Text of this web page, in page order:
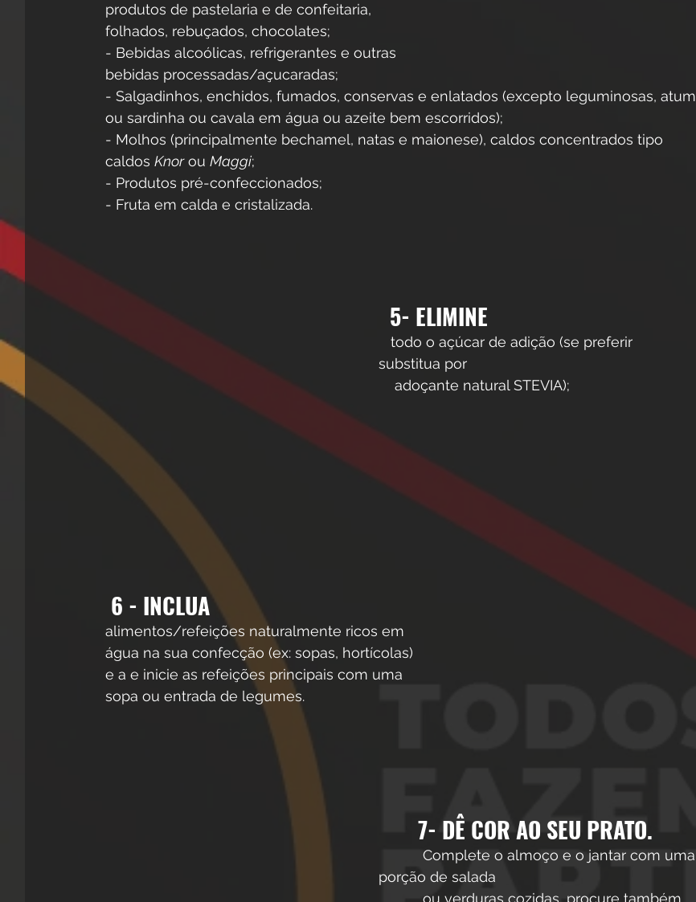
produtos de pastelaria e de confeitaria,
folhados, rebuçados, chocolates;
- Bebidas alcoólicas, refrigerantes e outras
bebidas processadas/açucaradas;
- Salgadinhos, enchidos, fumados, conservas e enlatados (excepto leguminosas, atum
ou sardinha ou cavala em água ou azeite bem escorridos);
- Molhos (principalmente bechamel, natas e maionese), caldos concentrados tipo
caldos Knor ou Maggi;
- Produtos pré-confeccionados;
- Fruta em calda e cristalizada.
5- ELIMINE
substitua por
    adoçante natural STEVIA);
6 - INCLUA
alimentos/refeições naturalmente ricos em
água na sua confecção (ex: sopas, hortícolas)
e a e inicie as refeições principais com uma
sopa ou entrada de legumes.
7- DÊ COR AO SEU PRATO.
porção de salada